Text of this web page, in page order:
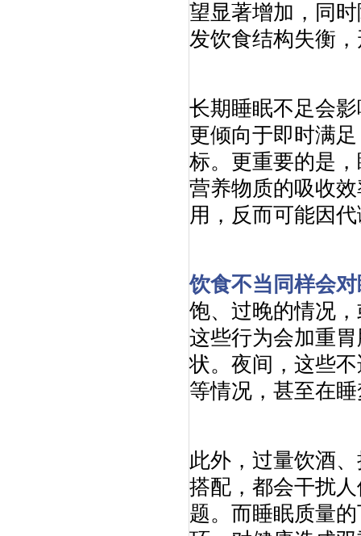
望显著增加，同
发饮食结构失衡
长期睡眠不足会
更倾向于即时满
标。更重要的是
营养物质的吸收
用，反而可能因
饮食不当同样会
饱、过晚的情况
这些行为会加重
状。夜间，这些
等情况，甚至在
此外，过量饮酒
搭配，都会干扰
题。而睡眠质量